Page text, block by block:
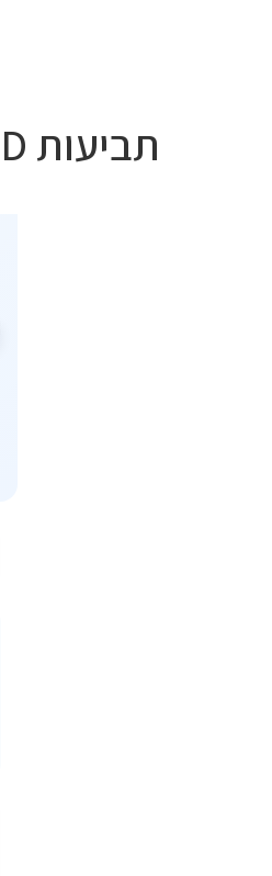
תביעות TTD ו-LTD